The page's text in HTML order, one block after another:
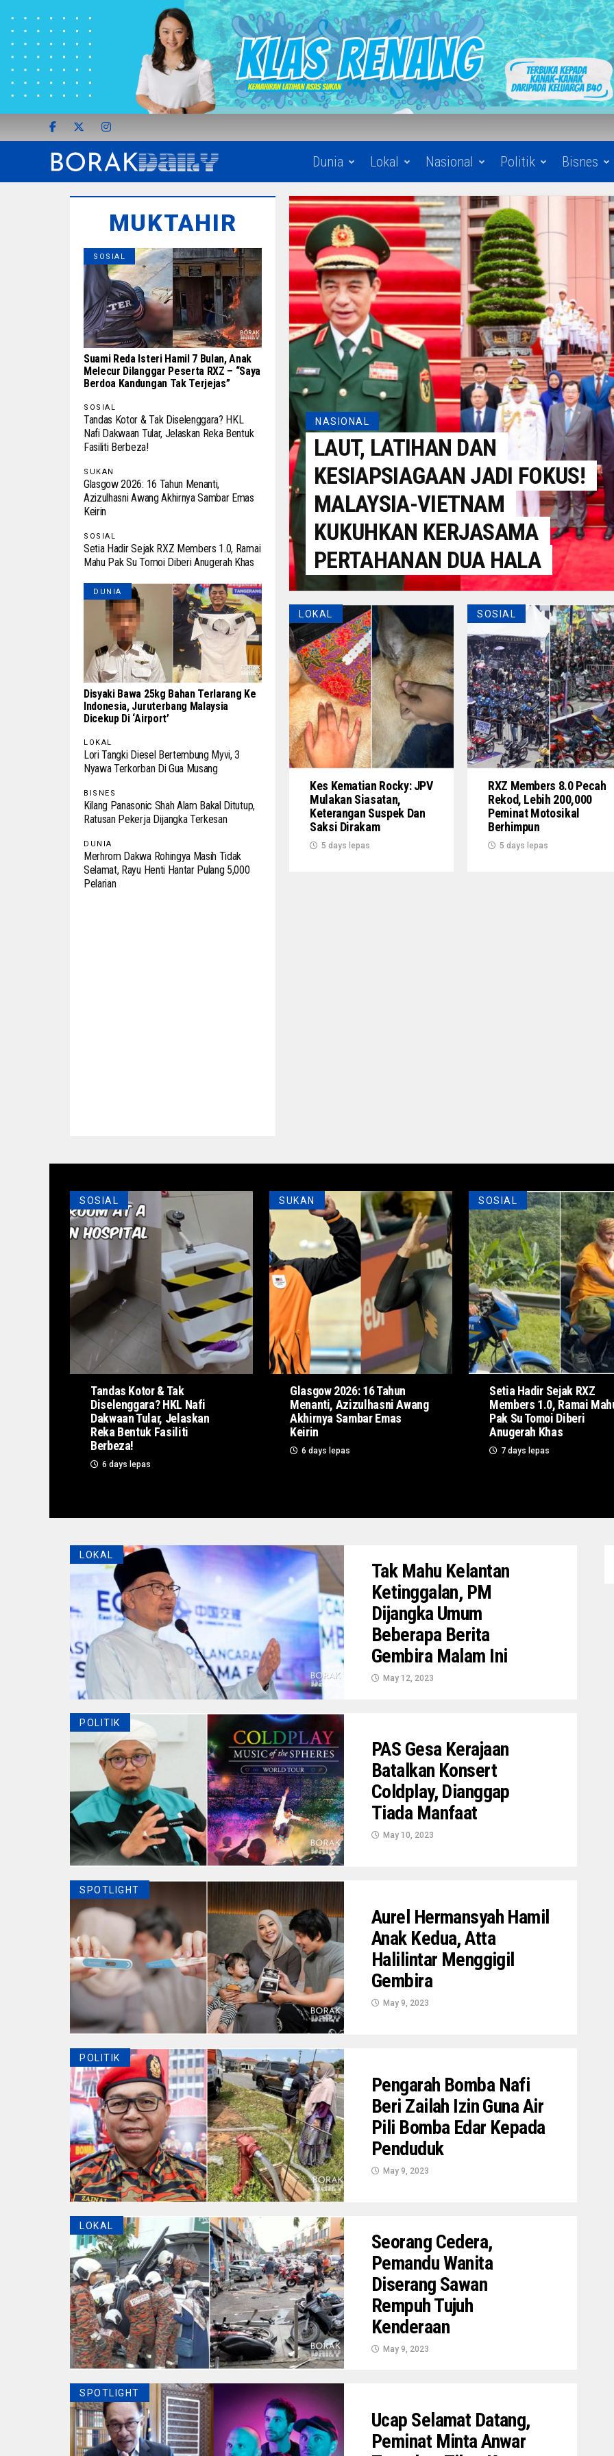
Dunia Lokal Nasional Politik Bisnes
NASIONAL
LAUT, LATIHAN DAN
KESIAPSIAGAAN JADI FOKUS!
MALAYSIA-VIETNAM
KUKUHKAN KERJASAMA
PERTAHANAN DUA HALA
LOKAL
Kes Kematian Rocky: JPV
Mulakan Siasatan,
Keterangan Suspek Dan
Saksi Dirakam
5 days lepas
SOSIAL
RXZ Members 8.0 Pecah
Rekod, Lebih 200,000
Peminat Motosikal
Berhimpun
5 days lepas
MUKTAHIR
SOSIAL
Suami Reda Isteri Hamil 7 Bulan, Anak
Melecur Dilanggar Peserta RXZ – “Saya
Berdoa Kandungan Tak Terjejas”
SOSIAL
Tandas Kotor & Tak Diselenggara? HKL
Nafi Dakwaan Tular, Jelaskan Reka Bentuk
Fasiliti Berbeza!
SUKAN
Glasgow 2026: 16 Tahun Menanti,
Azizulhasni Awang Akhirnya Sambar Emas
Keirin
SOSIAL
Setia Hadir Sejak RXZ Members 1.0, Ramai
Mahu Pak Su Tomoi Diberi Anugerah Khas
DUNIA
Disyaki Bawa 25kg Bahan Terlarang Ke
Indonesia, Juruterbang Malaysia
Dicekup Di ‘Airport’
LOKAL
Lori Tangki Diesel Bertembung Myvi, 3
Nyawa Terkorban Di Gua Musang
BISNES
Kilang Panasonic Shah Alam Bakal Ditutup,
Ratusan Pekerja Dijangka Terkesan
DUNIA
Merhrom Dakwa Rohingya Masih Tidak
Selamat, Rayu Henti Hantar Pulang 5,000
Pelarian
SOSIAL
Tandas Kotor & Tak
Diselenggara? HKL Nafi
Dakwaan Tular, Jelaskan
Reka Bentuk Fasiliti
Berbeza!
6 days lepas
SUKAN
Glasgow 2026: 16 Tahun
Menanti, Azizulhasni Awang
Akhirnya Sambar Emas
Keirin
6 days lepas
SOSIAL
Setia Hadir Sejak RXZ
Members 1.0, Ramai
Pak Su Tomoi Diberi
Anugerah Khas
7 days lepas
LOKAL
Tak Mahu Kelantan
Ketinggalan, PM
Dijangka Umum
Beberapa Berita
Gembira Malam Ini
May 12, 2023
POLITIK
PAS Gesa Kerajaan
Batalkan Konsert
Coldplay, Dianggap
Tiada Manfaat
May 10, 2023
SPOTLIGHT
Aurel Hermansyah Hamil
Anak Kedua, Atta
Halilintar Menggigil
Gembira
May 9, 2023
POLITIK
Pengarah Bomba Nafi
Beri Zailah Izin Guna Air
Pili Bomba Edar Kepada
Penduduk
May 9, 2023
LOKAL
Seorang Cedera,
Pemandu Wanita
Diserang Sawan
Rempuh Tujuh
Kenderaan
May 9, 2023
SPOTLIGHT
Ucap Selamat Datang,
Peminat Minta Anwar